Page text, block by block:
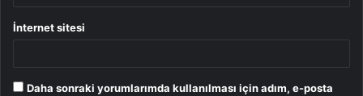
İnternet sitesi
Daha sonraki yorumlarımda kullanılması için adım, e-posta